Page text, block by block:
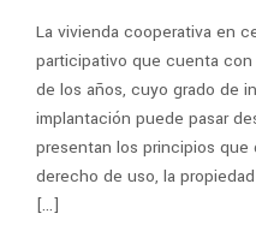
La vivienda cooperativa en
participativo que cuenta
de los años, cuyo grado de
implantación puede pasar
presentan los principios
derecho de uso, la
[…]